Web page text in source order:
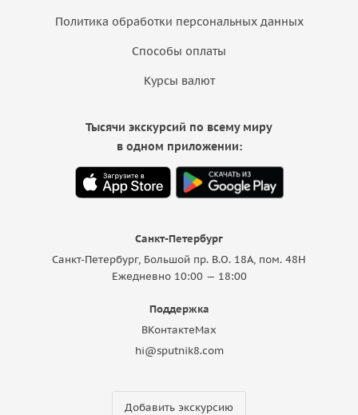
Политика обработки персональных данных
Способы оплаты
Курсы валют
Санкт-Петербург
Санкт-Петербург, Большой пр. В.О. 18A, пом. 48Н
Ежедневно 10:00 — 18:00
Поддержка
ВКонтактеMax
hi@sputnik8.com
Добавить экскурсию
Тысячи экскурсий по всему миру
в одном приложении: